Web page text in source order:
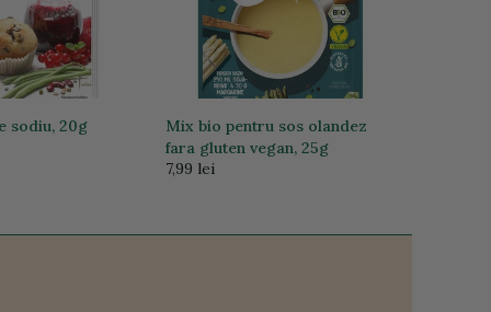
sodiu, 20g
Mix bio pentru sos olandez
fara gluten vegan, 25g
7,99 lei